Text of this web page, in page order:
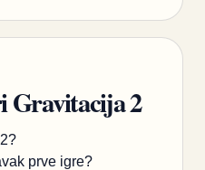
Gravitacija 2
prve igre?